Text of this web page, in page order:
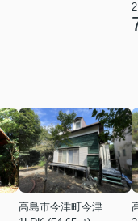
高島市今津町今津